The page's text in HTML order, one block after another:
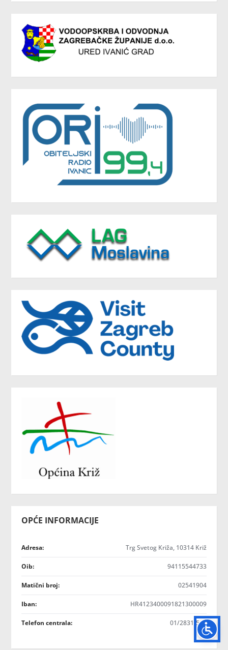
OPĆE INFORMACIJE
Adresa: Trg Svetog Križa, 10314 Križ
Oib: 94115544733
Matični broj: 02541904
Iban: HR4123400091821300009
Telefon centrala: 01/2831-510